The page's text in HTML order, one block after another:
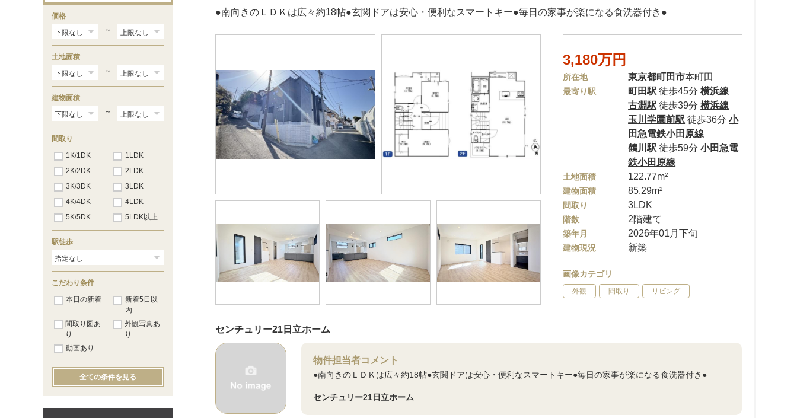
●南向きのＬＤＫは広々約18帖●玄関ドアは安心・便利なスマートキー●毎日の家事が楽になる食洗器付き●
3,180万円
所在地 東京都町田市本町田
最寄り駅 町田駅 徒歩45分横浜線
古淵駅 徒歩39分横浜線
玉川学園前駅 徒歩36分小
田急電鉄小田原線
鶴川駅 徒歩59分小田急電
鉄小田原線
土地面積 122.77m²
建物面積 85.29m²
間取り 3LDK
階数 2階建て
築年月 2026年01月下旬
建物現況 新築
画像カテゴリ
外観 間取り リビング
センチュリー21日立ホーム
物件担当者コメント
●南向きのＬＤＫは広々約18帖●玄関ドアは安心・便利なスマートキー●毎日の家事が楽になる食洗器付き●
センチュリー21日立ホーム
東玉川学園（5）
南大谷（10）
南成瀬
薬師台（9）
三輪緑山
金井
真光寺（8）
木曽東
能ヶ谷 （1）
金森東（4）
金井ヶ丘
価格
～
土地面積
～
建物面積
～
間取り
1K/1DK
1LDK
2K/2DK
2LDK
3K/3DK
3LDK
4K/4DK
4LDK
5K/5DK
5LDK以上
駅徒歩
こだわり条件
本日の新着
新着5日以
内
間取り図あ
り
外観写真あ
り
動画あり
全ての条件を見る